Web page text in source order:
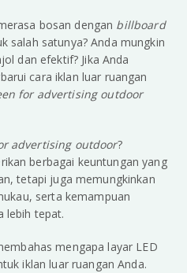
bosan dengan billboard
salah satunya? Anda mungkin
dan efektif? Jika Anda
cara iklan luar ruangan
for advertising outdoor
advertising outdoor?
berbagai keuntungan yang
tetapi juga memungkinkan
serta kemampuan
lebih tepat.
mengapa layar LED
iklan luar ruangan Anda.